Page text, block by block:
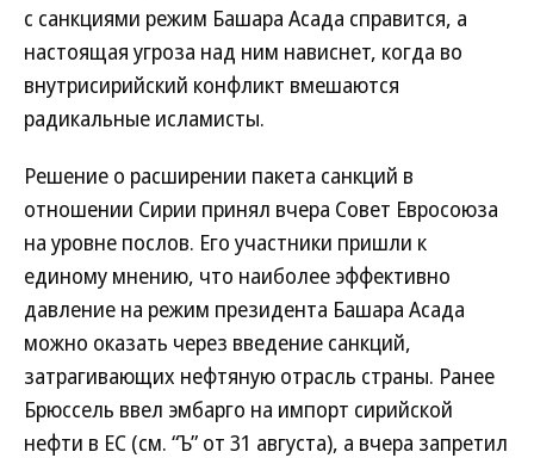
с санкциями режим Башара Асада справится, а
настоящая угроза над ним нависнет, когда во
внутрисирийский конфликт вмешаются
радикальные исламисты.
Решение о расширении пакета санкций в
отношении Сирии принял вчера Совет Евросоюза
на уровне послов. Его участники пришли к
единому мнению, что наиболее эффективно
давление на режим президента Башара Асада
можно оказать через введение санкций,
затрагивающих нефтяную отрасль страны. Ранее
Брюссель ввел эмбарго на импорт сирийской
нефти в ЕС (см. “Ъ” от 31 августа), а вчера запретил